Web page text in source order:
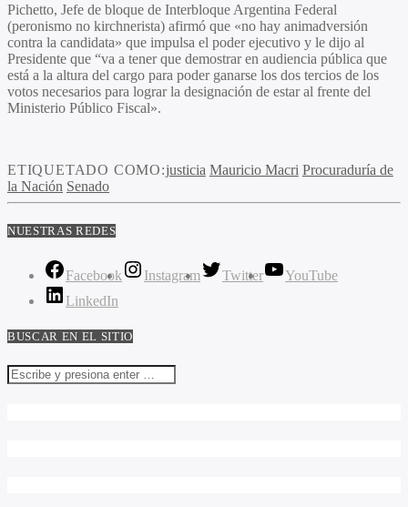
Pichetto, Jefe de bloque de Interbloque Argentina Federal
(peronismo no kirchnerista) afirmó que «no hay animadversión
contra la candidata» que impulsa el poder ejecutivo y le dijo al
Presidente que “va a tener que demostrar en audiencia pública que
está a la altura del cargo para poder ganarse los dos tercios de los
votos necesarios para lograr la designación de estar al frente del
Ministerio Público Fiscal».
ETIQUETADO COMO:justicia Mauricio Macri Procuraduría de
la Nación Senado
NUESTRAS REDES
Facebook Instagram Twitter
YouTube
LinkedIn
BUSCAR EN EL SITIO